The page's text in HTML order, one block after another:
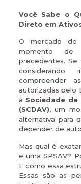
Você Sabe o
Direto em
O mercado de
momento de
precedentes.
considerando
compreender
autorizadas pelo
a Sociedade
(SCDAV), um
alternativa para
depender de
Mas qual é
e uma SPSAV?
E como essa
Essas são as